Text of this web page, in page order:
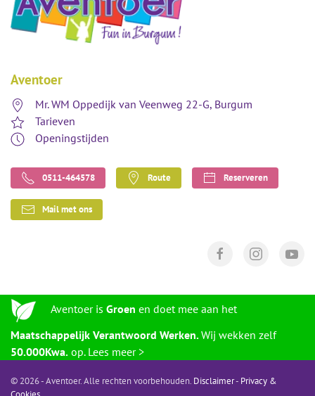
Aventoer
Mr. WM Oppedijk van Veenweg 22-G, Burgum
Tarieven
Openingstijden
0511-464578 Route Reserveren
Mail met ons
Aventoer is Groen en doet mee aan het
Maatschappelijk Verantwoord Werken.Wij wekken zelf
50.000Kwa. op. Lees meer >
© 2026 - Aventoer. Alle rechten voorbehouden. Disclaimer- Privacy &